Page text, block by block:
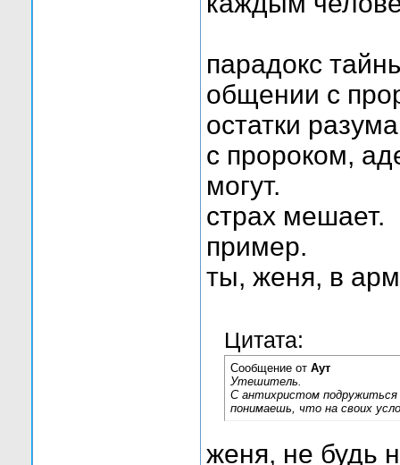
парадокс
общении с
остатки
с пророком,
могут.
страх мешает.
пример.
ты, женя, в
Цитата:
Сообщение от Аут
Утешитель.
С антихристом
понимаешь, что на своих
женя, не будь